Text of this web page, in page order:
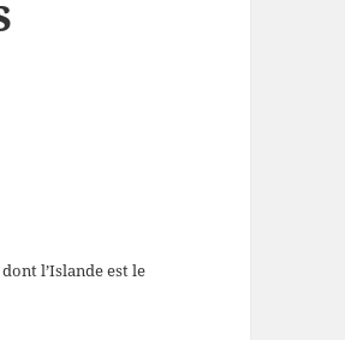
l’Islande est le